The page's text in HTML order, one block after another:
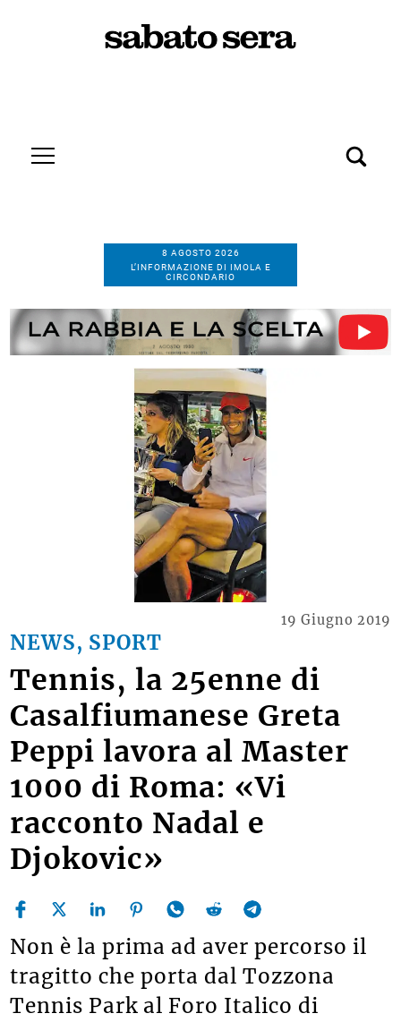
8 AGOSTO 2026
L’INFORMAZIONE DI IMOLA E
CIRCONDARIO
NEWS, SPORT
19 Giugno 2019
Tennis, la 25enne di
Casalfiumanese Greta
Peppi lavora al Master
1000 di Roma: «Vi
racconto Nadal e
Djokovic»
Non è la prima ad aver percorso il
tragitto che porta dal Tozzona
Tennis Park al Foro Italico di